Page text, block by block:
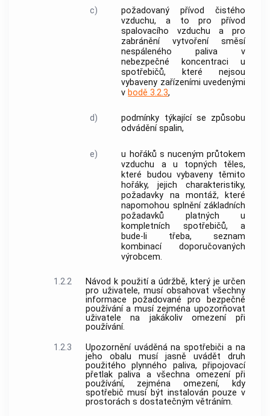
c)
požadovaný přívod čistého
vzduchu, a to pro přívod
spalovacího vzduchu a pro
zabránění vytvoření směsí
nespáleného paliva v
nebezpečné koncentraci u
spotřebičů, které nejsou
vybaveny zařízeními uvedenými
v bodě 3.2.3,
d)
podmínky týkající se způsobu
odvádění spalin,
e)
u hořáků s nuceným průtokem
vzduchu a u topných těles,
které budou vybaveny těmito
hořáky, jejich charakteristiky,
požadavky na montáž, které
napomohou splnění základních
požadavků platných u
kompletních spotřebičů, a
bude-li třeba, seznam
kombinací doporučovaných
výrobcem.
1.2.2
Návod k použití a údržbě, který je určen
pro uživatele, musí obsahovat všechny
informace požadované pro bezpečné
používání a musí zejména upozorňovat
uživatele na jakákoliv omezení při
používání.
1.2.3
Upozornění uváděná na spotřebiči a na
jeho obalu musí jasně uvádět druh
použitého plynného paliva, připojovací
přetlak paliva a všechna omezení při
používání, zejména omezení, kdy
spotřebič musí být instalován pouze v
prostorách s dostatečným větráním.